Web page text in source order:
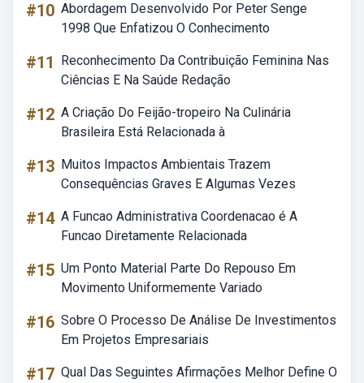
#10 Abordagem Desenvolvido Por Peter Senge
1998 Que Enfatizou O Conhecimento
#11
Reconhecimento Da Contribuição Feminina Nas
Ciências E Na Saúde Redação
#12 A Criação Do Feijão-tropeiro Na Culinária
Brasileira Está Relacionada à
#13 Muitos Impactos Ambientais Trazem
Consequências Graves E Algumas Vezes
#14 A Funcao Administrativa Coordenacao é A
Funcao Diretamente Relacionada
#15 Um Ponto Material Parte Do Repouso Em
Movimento Uniformemente Variado
#16 Sobre O Processo De Análise De Investimentos
Em Projetos Empresariais
#17 Qual Das Seguintes Afirmações Melhor Define O